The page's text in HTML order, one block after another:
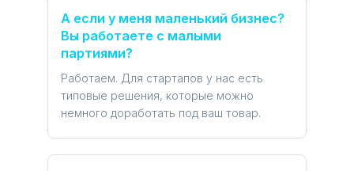
А если у меня маленький бизнес?
Вы работаете с малыми
партиями?
Работаем. Для стартапов у нас есть
типовые решения, которые можно
немного доработать под ваш товар.